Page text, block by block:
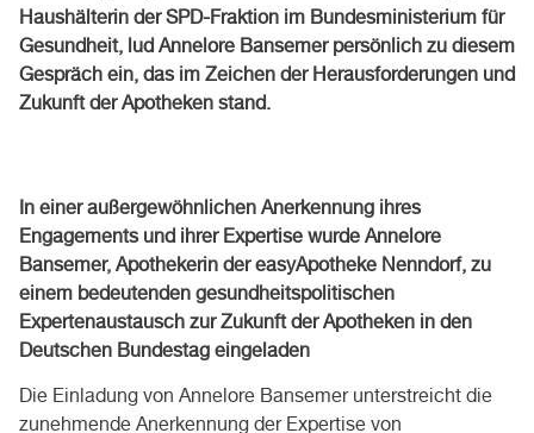
Haushälterin der SPD-Fraktion im Bundesministerium für
Gesundheit, lud Annelore Bansemer persönlich zu diesem
Gespräch ein, das im Zeichen der Herausforderungen und
Zukunft der Apotheken stand.
In einer außergewöhnlichen Anerkennung ihres
Engagements und ihrer Expertise wurde Annelore
Bansemer, Apothekerin der easyApotheke Nenndorf, zu
einem bedeutenden gesundheitspolitischen
Expertenaustausch zur Zukunft der Apotheken in den
Deutschen Bundestag eingeladen
Die Einladung von Annelore Bansemer unterstreicht die
zunehmende Anerkennung der Expertise von